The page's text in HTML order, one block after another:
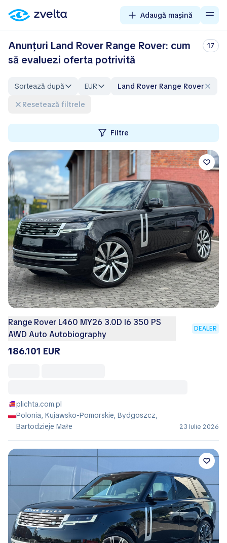
Adaugă mașină
Anunțuri Land Rover Range Rover: cum
să evaluezi oferta potrivită
17
Sortează după EUR
Land Rover Range Rover
Resetează filtrele
Filtre
Range Rover L460 MY26 3.0D I6 350 PS
AWD Auto Autobiography
DEALER
186.101 EUR
plichta.com.pl
Polonia, Kujawsko-Pomorskie, Bydgoszcz,
Bartodzieje Małe
23 Iulie 2026